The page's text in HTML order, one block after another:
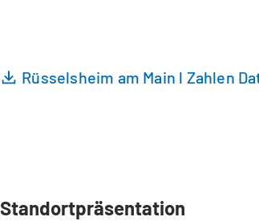
Rüsselsheim am Main l Zahlen
Standortpräsentation